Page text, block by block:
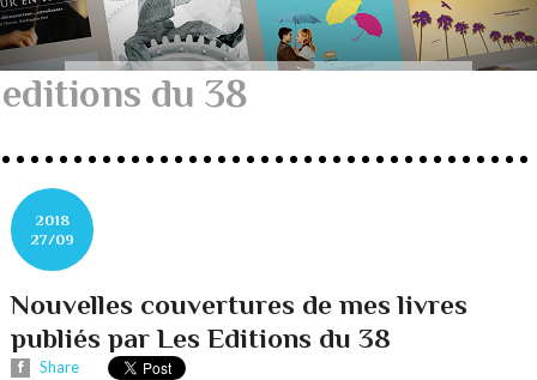
editions du 38
2018
27/09
Nouvelles couvertures de mes livres
publiés par Les Editions du 38
Share